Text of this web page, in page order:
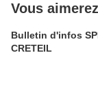
Vous
Bulletin d'infos
CRETEIL